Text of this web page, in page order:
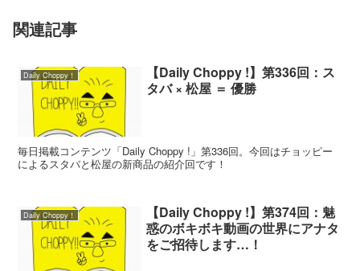
関連記事
Daily Choppy！
【Daily Choppy !】第336回：ス
タバ × 松屋 ＝ 優勝
毎日掲載コンテンツ「Daily Choppy !」第336回。今回はチョッピー
によるスタバと松屋の新商品の紹介回です！
Daily Choppy！
【Daily Choppy !】第374回：魅
惑のボキボキ動画の世界にアナタ
をご招待します…！